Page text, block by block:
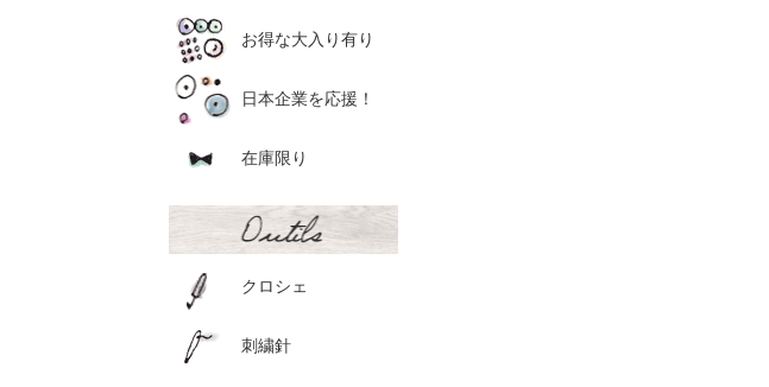
お得な大入り有り
日本企業を応援！
在庫限り
クロシェ
刺繍針